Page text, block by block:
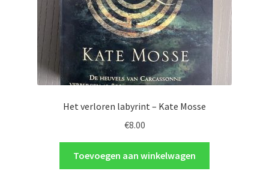
Het verloren labyrint – Kate Mosse
€8.00
Toevoegen aan winkelwagen